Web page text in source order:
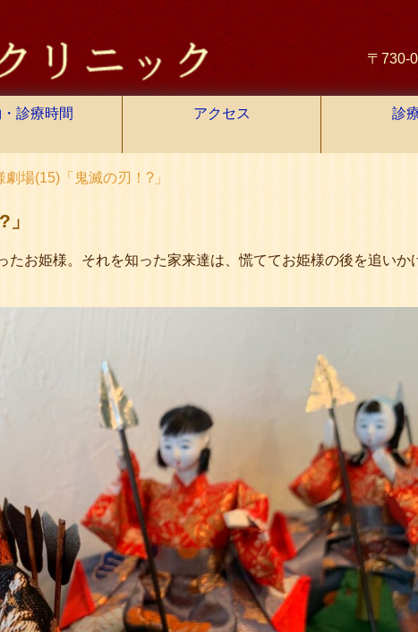
〒730-
診療時間 アクセス 診
劇場(15)「鬼滅の刃！?」
たお姫様。それを知った家来達は、慌ててお姫様の後を追いか